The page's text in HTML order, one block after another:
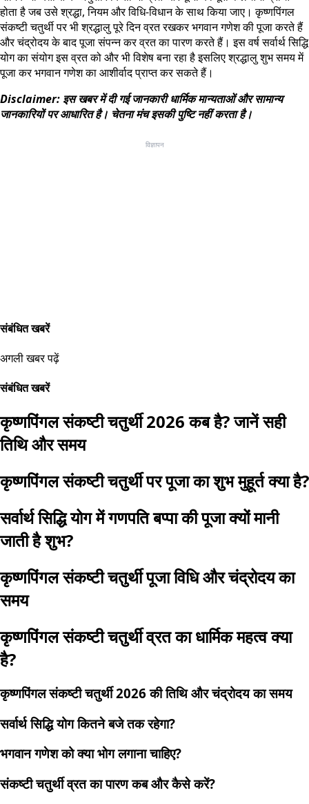
होता है जब उसे श्रद्धा, नियम और विधि-विधान के साथ किया जाए। कृष्णपिंगल
संकष्टी चतुर्थी पर भी श्रद्धालु पूरे दिन व्रत रखकर भगवान गणेश की पूजा करते हैं
और चंद्रोदय के बाद पूजा संपन्न कर व्रत का पारण करते हैं। इस वर्ष सर्वार्थ सिद्धि
योग का संयोग इस व्रत को और भी विशेष बना रहा है इसलिए श्रद्धालु शुभ समय में
पूजा कर भगवान गणेश का आशीर्वाद प्राप्त कर सकते हैं।
Disclaimer: इस खबर में दी गई जानकारी धार्मिक मान्यताओं और सामान्य
जानकारियों पर आधारित है। चेतना मंच इसकी पुष्टि नहीं करता है।
विज्ञापन
संबंधित खबरें
अगली खबर पढ़ें
संबंधित खबरें
कृष्णपिंगल संकष्टी चतुर्थी 2026 कब है? जानें सही
तिथि और समय
कृष्णपिंगल संकष्टी चतुर्थी पर पूजा का शुभ मुहूर्त क्या है?
सर्वार्थ सिद्धि योग में गणपति बप्पा की पूजा क्यों मानी
जाती है शुभ?
कृष्णपिंगल संकष्टी चतुर्थी पूजा विधि और चंद्रोदय का
समय
कृष्णपिंगल संकष्टी चतुर्थी व्रत का धार्मिक महत्व क्या
है?
कृष्णपिंगल संकष्टी चतुर्थी 2026 की तिथि और चंद्रोदय का समय
सर्वार्थ सिद्धि योग कितने बजे तक रहेगा?
भगवान गणेश को क्या भोग लगाना चाहिए?
संकष्टी चतुर्थी व्रत का पारण कब और कैसे करें?